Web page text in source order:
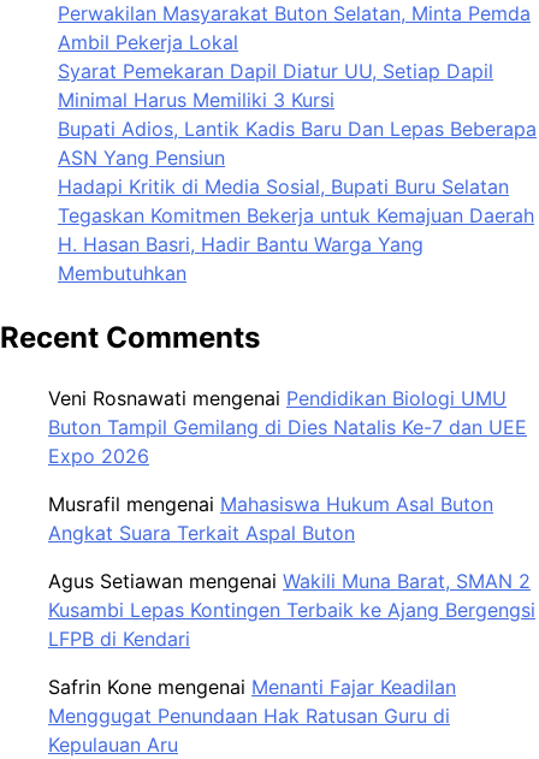
Perwakilan Masyarakat Buton Selatan, Minta Pemda
Ambil Pekerja Lokal
Syarat Pemekaran Dapil Diatur UU, Setiap Dapil
Minimal Harus Memiliki 3 Kursi
Bupati Adios, Lantik Kadis Baru Dan Lepas Beberapa
ASN Yang Pensiun
Hadapi Kritik di Media Sosial, Bupati Buru Selatan
Tegaskan Komitmen Bekerja untuk Kemajuan Daerah
H. Hasan Basri, Hadir Bantu Warga Yang
Membutuhkan
Recent Comments
Veni Rosnawati mengenai Pendidikan Biologi UMU
Buton Tampil Gemilang di Dies Natalis Ke-7 dan UEE
Expo 2026
Musrafil mengenai Mahasiswa Hukum Asal Buton
Angkat Suara Terkait Aspal Buton
Agus Setiawan mengenai Wakili Muna Barat, SMAN 2
Kusambi Lepas Kontingen Terbaik ke Ajang Bergengsi
LFPB di Kendari
Safrin Kone mengenai Menanti Fajar Keadilan
Menggugat Penundaan Hak Ratusan Guru di
Kepulauan Aru